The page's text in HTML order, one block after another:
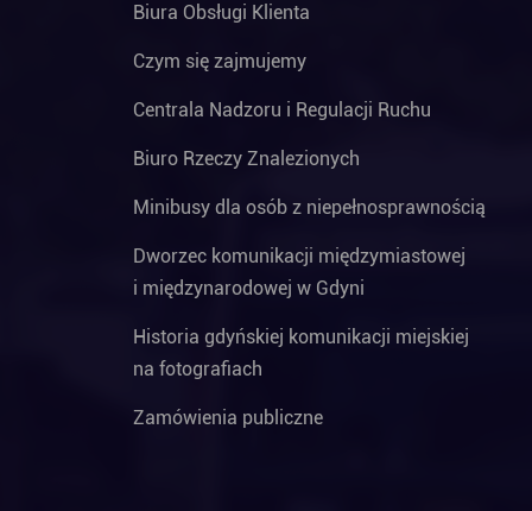
Biura Obsługi Klienta
Czym się zajmujemy
Centrala Nadzoru i Regulacji Ruchu
Biuro Rzeczy Znalezionych
Minibusy dla osób z niepełnosprawnością
Dworzec komunikacji międzymiastowej
i międzynarodowej w Gdyni
Historia gdyńskiej komunikacji miejskiej
na fotografiach
Zamówienia publiczne